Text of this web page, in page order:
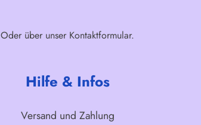
Oder über unser Kontaktformular.
Hilfe & Infos
Versand und Zahlung